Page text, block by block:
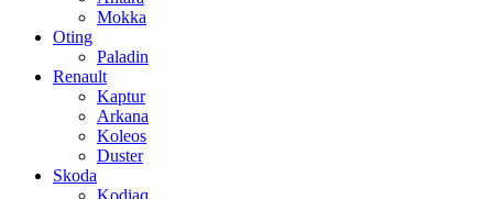
Mokka
Oting
Paladin
Renault
Kaptur
Arkana
Koleos
Duster
Skoda
Kodiaq